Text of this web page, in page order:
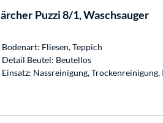
Puzzi 8/1, Waschsauger
Bodenart: Fliesen, Teppich
Detail Beutel: Beutellos
Einsatz: Nassreinigung,